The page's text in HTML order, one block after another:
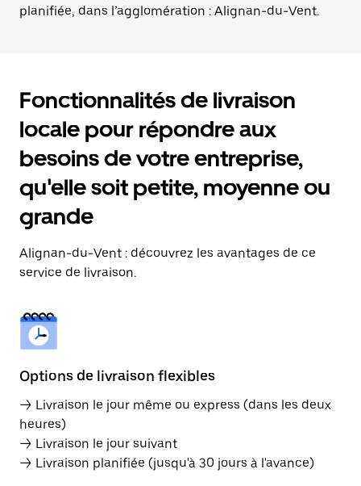
planifiée, dans l’agglomération : Alignan-du-Vent.
Fonctionnalités de livraison
locale pour répondre aux
besoins de votre entreprise,
qu'elle soit petite, moyenne ou
grande
Alignan-du-Vent : découvrez les avantages de ce
service de livraison.
Options de livraison flexibles
→ Livraison le jour même ou express (dans les deux
heures)
→ Livraison le jour suivant
→ Livraison planifiée (jusqu'à 30 jours à l'avance)